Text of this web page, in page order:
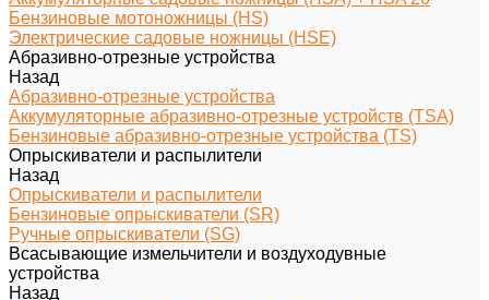
Бензиновые мотоножницы (HS)
Электрические садовые ножницы (HSE)
Абразивно-отрезные устройства
Назад
Абразивно-отрезные устройства
Аккумуляторные абразивно-отрезные устройств (TSA)
Бензиновые абразивно-отрезные устройства (TS)
Опрыскиватели и распылители
Назад
Опрыскиватели и распылители
Бензиновые опрыскиватели (SR)
Ручные опрыскиватели (SG)
Всасывающие измельчители и воздуходувные
устройства
Назад